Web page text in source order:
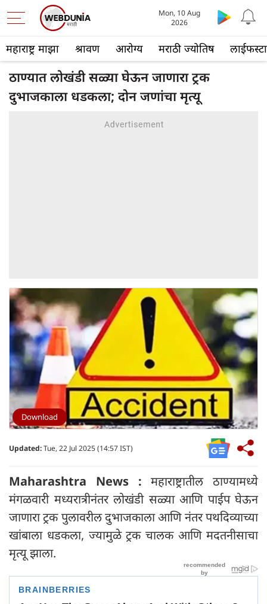
महाराष्ट्र माझा श्रावण आरोग्य मराठी ज्योतिष
Mon, 10 Aug
2026
ठाण्यात लोखंडी सळ्या घेऊन जाणारा ट्रक
दुभाजकाला धडकला; दोन जणांचा मृत्यू
Download
Updated:Tue, 22 Jul 2025 (14:57 IST)
Maharashtra News :महाराष्ट्रातील ठाण्यामध्ये
मंगळवारी मध्यरात्रीनंतर लोखंडी सळ्या आणि पाईप घेऊन
जाणारा ट्रक पुलावरील दुभाजकाला आणि नंतर पथदिव्याच्या
खांबाला धडकला, ज्यामुळे ट्रक चालक आणि मदतनीसाचा
मृत्यू झाला.